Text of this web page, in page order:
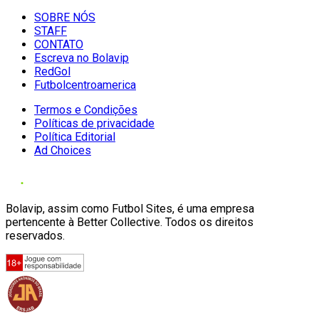
SOBRE NÓS
STAFF
CONTATO
Escreva no Bolavip
RedGol
Futbolcentroamerica
Termos e Condições
Políticas de privacidade
Política Editorial
Ad Choices
Bolavip, assim como Futbol Sites, é uma empresa
pertencente à Better Collective. Todos os direitos
reservados.